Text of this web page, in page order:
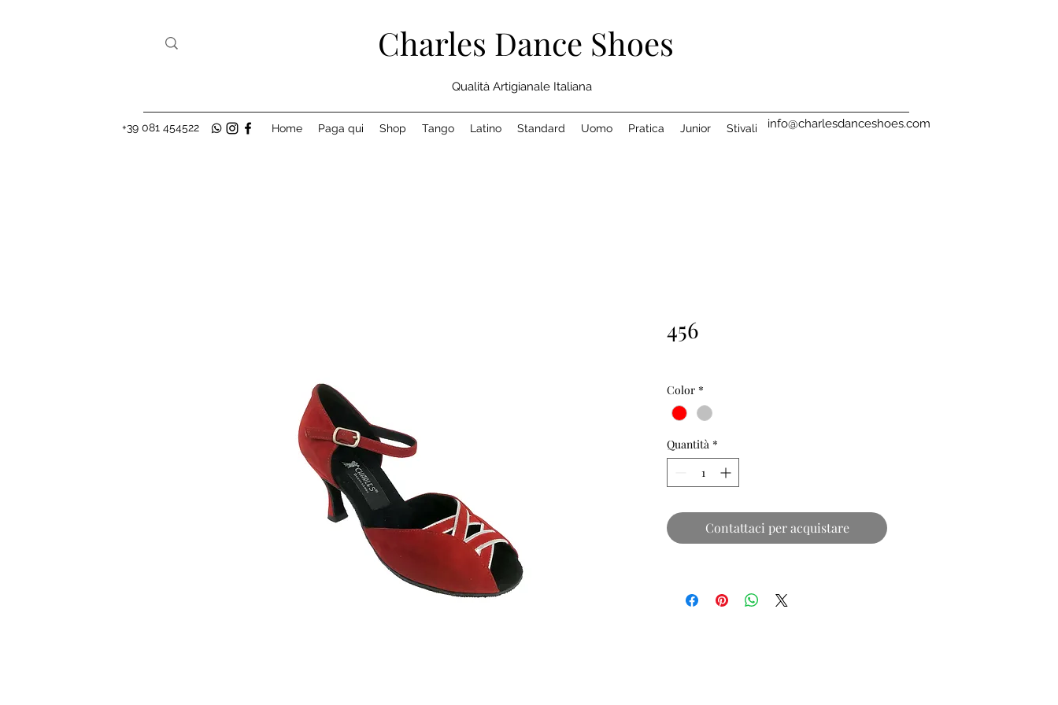
Charles Dance Shoes
Qualità Artigianale Italiana
Home Paga qui Shop Tango Latino Standard Uomo Pratica Junior Stivali
+39 081 454522 info@charlesdanceshoes.com
456
Color *
Quantità *
Contattaci per acquistare